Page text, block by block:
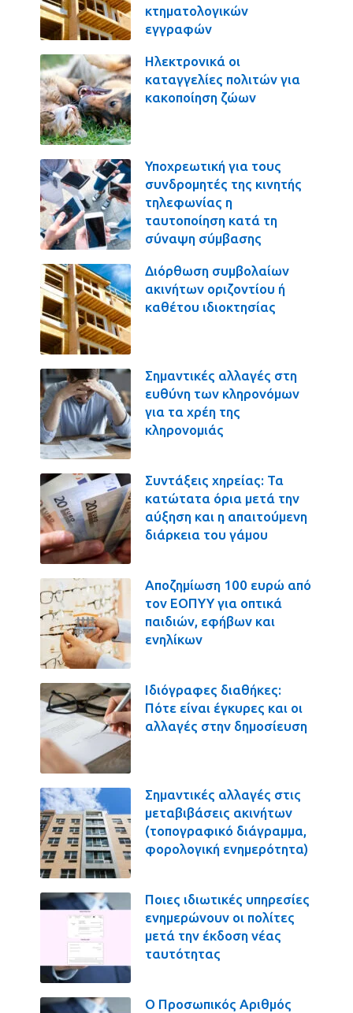
κτηματολογικών
εγγραφών
Ηλεκτρονικά οι
καταγγελίες πολιτών για
κακοποίηση ζώων
Υποχρεωτική για τους
συνδρομητές της κινητής
τηλεφωνίας η
ταυτοποίηση κατά τη
σύναψη σύμβασης
Διόρθωση συμβολαίων
ακινήτων οριζοντίου ή
καθέτου ιδιοκτησίας
Σημαντικές αλλαγές στη
ευθύνη των κληρονόμων
για τα χρέη της
κληρονομιάς
Συντάξεις χηρείας: Τα
κατώτατα όρια μετά την
αύξηση και η απαιτούμενη
διάρκεια του γάμου
Αποζημίωση 100 ευρώ από
τον ΕΟΠΥΥ για οπτικά
παιδιών, εφήβων και
ενηλίκων
Ιδιόγραφες διαθήκες:
Πότε είναι έγκυρες και οι
αλλαγές στην δημοσίευση
Σημαντικές αλλαγές στις
μεταβιβάσεις ακινήτων
(τοπογραφικό διάγραμμα,
φορολογική ενημερότητα)
Ποιες ιδιωτικές υπηρεσίες
ενημερώνουν οι πολίτες
μετά την έκδοση νέας
ταυτότητας
Ο Προσωπικός Αριθμός